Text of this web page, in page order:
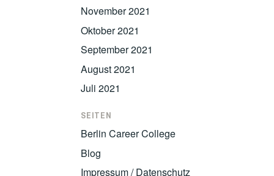
November 2021
Oktober 2021
September 2021
August 2021
Juli 2021
SEITEN
Berlin Career College
Blog
Impressum / Datenschutz